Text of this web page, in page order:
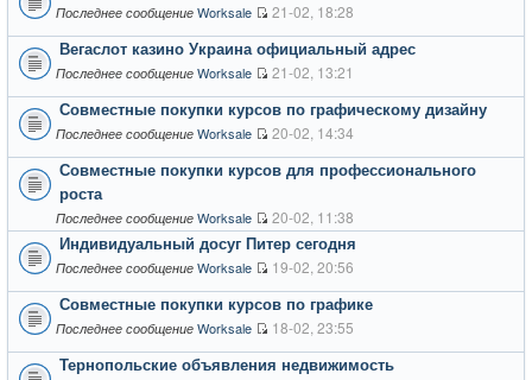
Последнее сообщение Worksale 21-02, 18:28
Вегаслот казино Украина официальный адрес
Последнее сообщение Worksale 21-02, 13:21
Совместные покупки курсов по графическому дизайну
Последнее сообщение Worksale 20-02, 14:34
Совместные покупки курсов для профессионального
роста
Последнее сообщение Worksale 20-02, 11:38
Индивидуальный досуг Питер сегодня
Последнее сообщение Worksale 19-02, 20:56
Совместные покупки курсов по графике
Последнее сообщение Worksale 18-02, 23:55
Тернопольские объявления недвижимость